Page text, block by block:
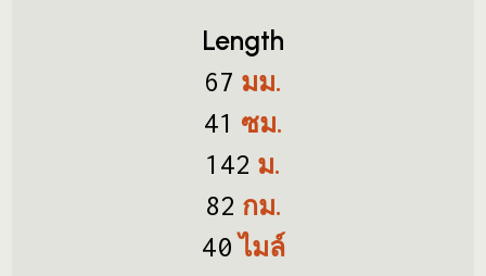
Length
67 มม.
41 ซม.
142 ม.
82 กม.
40 ไมล์